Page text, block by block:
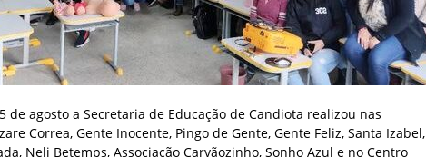
de agosto a Secretaria de Educação de Candiota realizou nas
Correa, Gente Inocente, Pingo de Gente, Gente Feliz, Santa Izabel,
Neli Betemps, Associação Carvãozinho, Sonho Azul e no Centro